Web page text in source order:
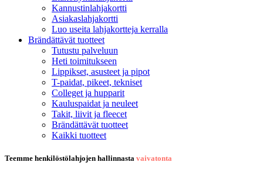
Kannustinlahjakortti
Asiakaslahjakortti
Luo useita lahjakortteja kerralla
Brändättävät tuotteet
Tutustu palveluun
Heti toimitukseen
Lippikset, asusteet ja pipot
T-paidat, pikeet, tekniset
Colleget ja hupparit
Kauluspaidat ja neuleet
Takit, liivit ja fleecet
Brändättävät tuotteet
Kaikki tuotteet
Teemme henkilöstölahjojen hallinnasta vaivatonta